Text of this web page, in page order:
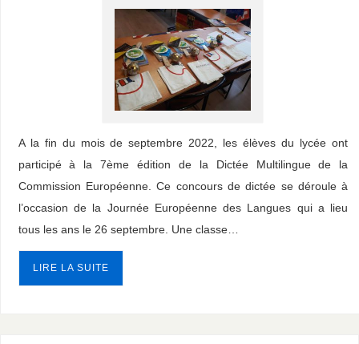
A la fin du mois de septembre 2022, les élèves du lycée ont
participé à la 7ème édition de la Dictée Multilingue de la
Commission Européenne. Ce concours de dictée se déroule à
l’occasion de la Journée Européenne des Langues qui a lieu
tous les ans le 26 septembre. Une classe…
LIRE LA SUITE